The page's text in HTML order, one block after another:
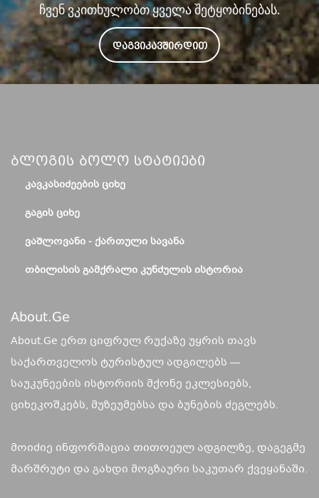
ჩვენ ვკითხულობთ ყველა შეტყობინებას.
ᲓᲐᲒᲕᲘᲙᲐᲕᲨᲘᲠᲓᲘᲗ
Ბლოგის Ბოლო Სტატიები
ᲙᲐᲕᲙᲐᲡᲘᲫᲔᲔᲑᲘᲡ ᲪᲘᲮᲔ
ᲒᲐᲒᲘᲡ ᲪᲘᲮᲔ
ᲕᲐᲨᲚᲝᲕᲐᲜᲘ - ᲥᲐᲠᲗᲣᲚᲘ ᲡᲐᲕᲐᲜᲐ
ᲗᲑᲘᲚᲘᲡᲘᲡ ᲒᲐᲛᲥᲠᲐᲚᲘ ᲙᲣᲜᲫᲣᲚᲘᲡ ᲘᲡᲢᲝᲠᲘᲐ
About.ge
About.Ge ერთ ციფრულ რუქაზე უყრის თავს
საქართველოს ტურისტულ ადგილებს —
საუკუნეების ისტორიის მქონე ეკლესიებს,
ციხეკოშკებს, მუზეუმებსა და ბუნების ძეგლებს.
მოიძიე ინფორმაცია თითოეულ ადგილზე, დაგეგმე
მარშრუტი და გახდი მოგზაური საკუთარ ქვეყანაში.